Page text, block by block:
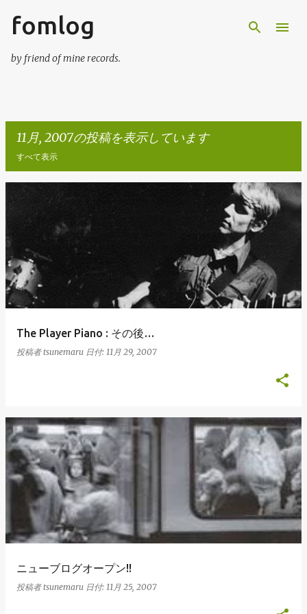
スキップしてメイン コンテンツに移動
fomlog
by friend of mine records.
11月, 2007の投稿を表示しています
すべて表示
投
The Player Piano : その後…
投稿者tsunemaru 日付: 11月 29, 2007
ニューブログオープン!!
投稿者tsunemaru 日付: 11月 25, 2007